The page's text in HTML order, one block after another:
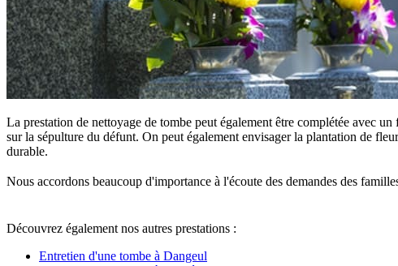
La prestation de nettoyage de tombe peut également être complétée avec
sur la sépulture du défunt. On peut également envisager la plantation de
durable.
Nous accordons beaucoup d'importance à l'écoute des demandes des
Découvrez également nos autres prestations :
Entretien d'une tombe à Dangeul